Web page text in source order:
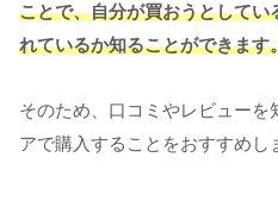
ことで、自分が買おうとして
れているか知ることができます
そのため、口コミやレビューを
アで購入することをおすすめし